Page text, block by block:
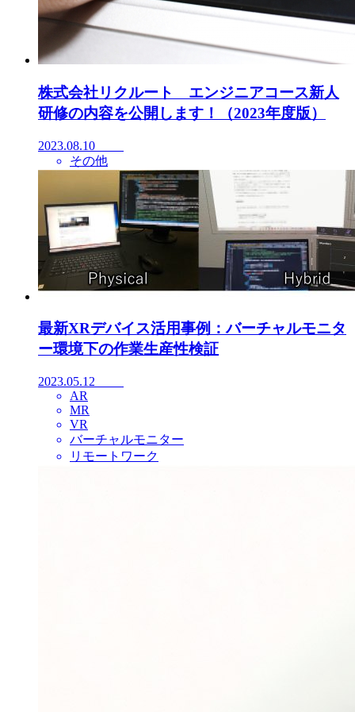
株式会社リクルート エンジニアコース新人
研修の内容を公開します！（2023年度版）
2023.08.10
その他
最新XRデバイス活用事例：バーチャルモニタ
ー環境下の作業生産性検証
2023.05.12
AR
MR
VR
バーチャルモニター
リモートワーク